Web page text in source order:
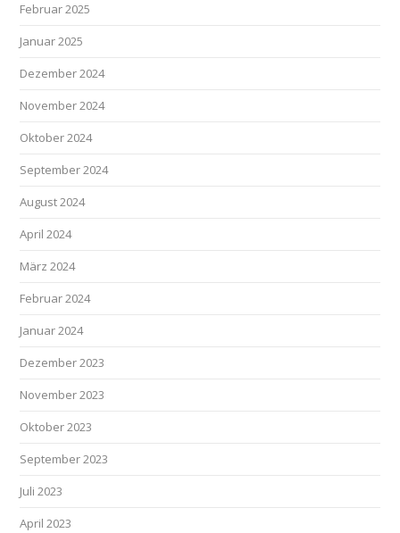
Februar 2025
Januar 2025
Dezember 2024
November 2024
Oktober 2024
September 2024
August 2024
April 2024
März 2024
Februar 2024
Januar 2024
Dezember 2023
November 2023
Oktober 2023
September 2023
Juli 2023
April 2023